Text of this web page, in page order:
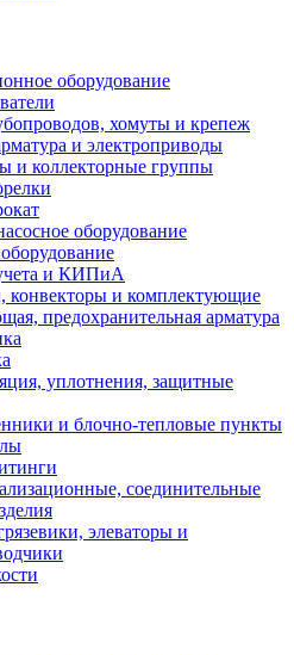
оборудование
хомуты и крепеж
и электроприводы
и коллекторные группы
оборудование
и КИПиА
конвекторы и комплектующие
предохранительная арматура
уплотнения, защитные
и блочно-тепловые пункты
соединительные
элеваторы и